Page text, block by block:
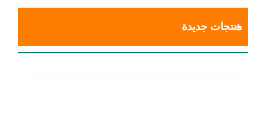
منتجات جديدة